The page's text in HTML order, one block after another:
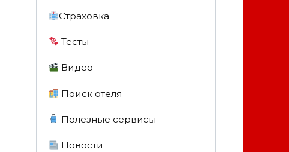
Страховка
Тесты
Видео
Поиск отеля
Полезные сервисы
Новости